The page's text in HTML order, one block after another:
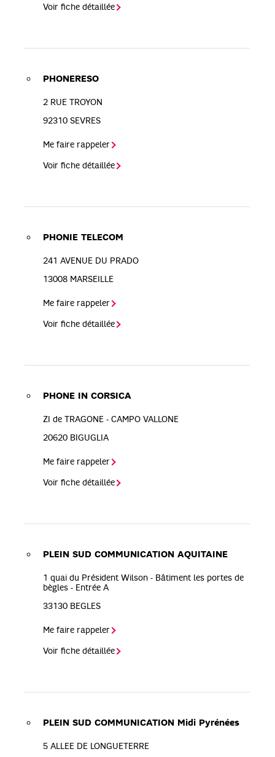
Voir fiche détaillée
PHONERESO
2 RUE TROYON
92310 SEVRES
Me faire rappeler
Voir fiche détaillée
PHONIE TELECOM
241 AVENUE DU PRADO
13008 MARSEILLE
Me faire rappeler
Voir fiche détaillée
PHONE IN CORSICA
ZI de TRAGONE - CAMPO VALLONE
20620 BIGUGLIA
Me faire rappeler
Voir fiche détaillée
PLEIN SUD COMMUNICATION AQUITAINE
1 quai du Président Wilson - Bâtiment les portes de
bègles - Entrée A
33130 BEGLES
Me faire rappeler
Voir fiche détaillée
PLEIN SUD COMMUNICATION Midi Pyrénées
5 ALLEE DE LONGUETERRE